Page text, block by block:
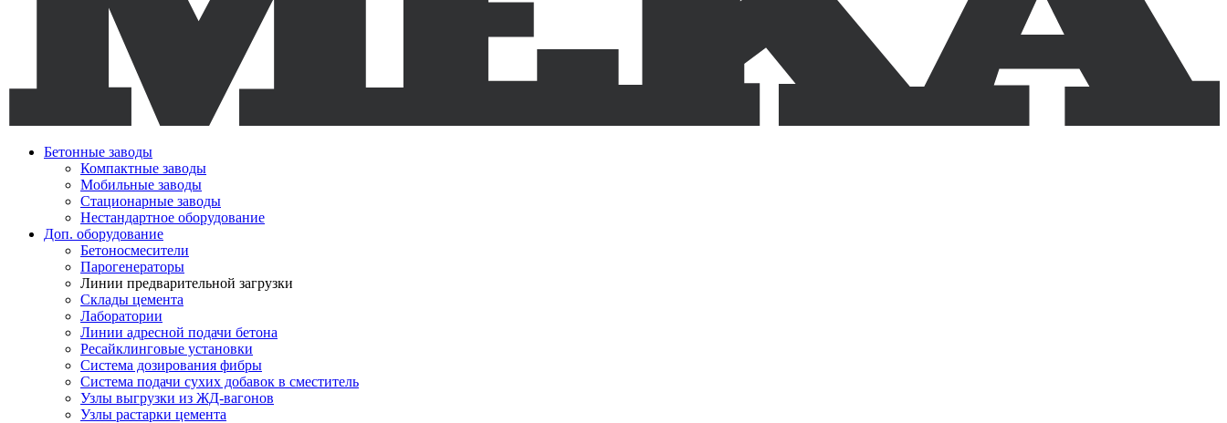
Бетонные заводы
Компактные заводы
Мобильные заводы
Стационарные заводы
Нестандартное оборудование
Доп. оборудование
Бетоносмесители
Парогенераторы
Линии предварительной загрузки
Склады цемента
Лаборатории
Линии адресной подачи бетона
Ресайклинговые установки
Система дозирования фибры
Система подачи сухих добавок в сместитель
Узлы выгрузки из ЖД-вагонов
Узлы растарки цемента